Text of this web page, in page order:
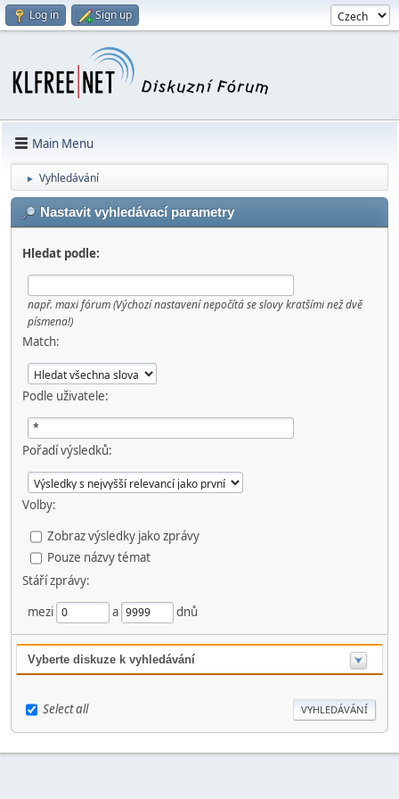
Log in Sign up
Main Menu
► Vyhledávání
Nastavit vyhledávací parametry
Hledat podle:
např. maxi fórum(Výchozí nastavení nepočítá se slovy kratšími než dvě
písmena!)
Match:
Podle uživatele:
Pořadí výsledků:
Volby:
Zobraz výsledky jako zprávy
Pouze názvy témat
Stáří zprávy:
mezi
a dnů
Vyberte diskuze k vyhledávání
Select all